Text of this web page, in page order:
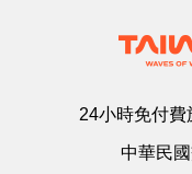
24小時免付費
中華民